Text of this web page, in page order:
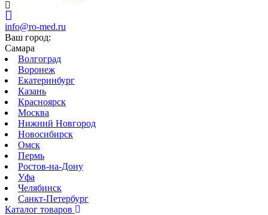
info@ro-med.ru
Ваш город:
Самара
Волгоград
Воронеж
Екатеринбург
Казань
Красноярск
Москва
Нижний Новгород
Новосибирск
Омск
Пермь
Ростов-на-Дону
Уфа
Челябинск
Санкт-Петербург
Каталог товаров